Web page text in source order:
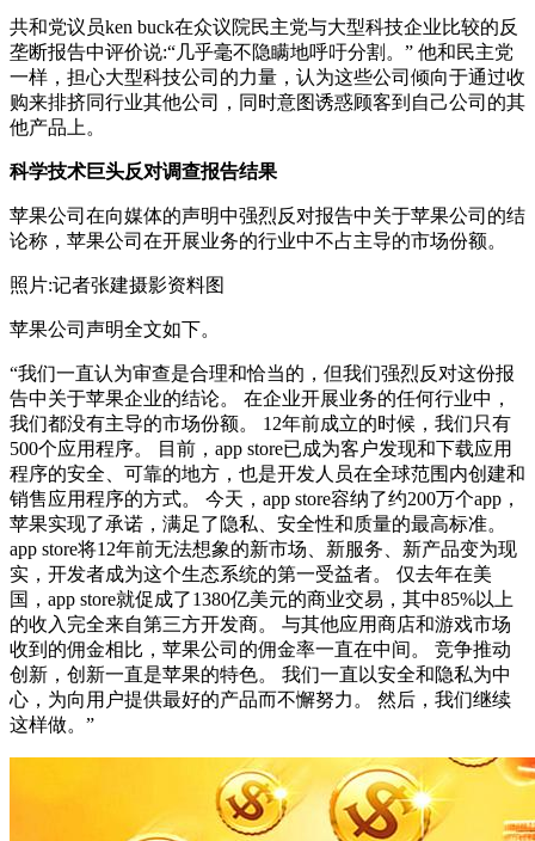
共和党议员ken buck在众议院民主党与大型科技企业比较的反
垄断报告中评价说:“几乎毫不隐瞒地呼吁分割。” 他和民主党
一样，担心大型科技公司的力量，认为这些公司倾向于通过收
购来排挤同行业其他公司，同时意图诱惑顾客到自己公司的其
他产品上。
科学技术巨头反对调查报告结果
苹果公司在向媒体的声明中强烈反对报告中关于苹果公司的结
论称，苹果公司在开展业务的行业中不占主导的市场份额。
照片:记者张建摄影资料图
苹果公司声明全文如下。
“我们一直认为审查是合理和恰当的，但我们强烈反对这份报
告中关于苹果企业的结论。 在企业开展业务的任何行业中，
我们都没有主导的市场份额。 12年前成立的时候，我们只有
500个应用程序。 目前，app store已成为客户发现和下载应用
程序的安全、可靠的地方，也是开发人员在全球范围内创建和
销售应用程序的方式。 今天，app store容纳了约200万个app，
苹果实现了承诺，满足了隐私、安全性和质量的最高标准。
app store将12年前无法想象的新市场、新服务、新产品变为现
实，开发者成为这个生态系统的第一受益者。 仅去年在美
国，app store就促成了1380亿美元的商业交易，其中85%以上
的收入完全来自第三方开发商。 与其他应用商店和游戏市场
收到的佣金相比，苹果公司的佣金率一直在中间。 竞争推动
创新，创新一直是苹果的特色。 我们一直以安全和隐私为中
心，为向用户提供最好的产品而不懈努力。 然后，我们继续
这样做。”